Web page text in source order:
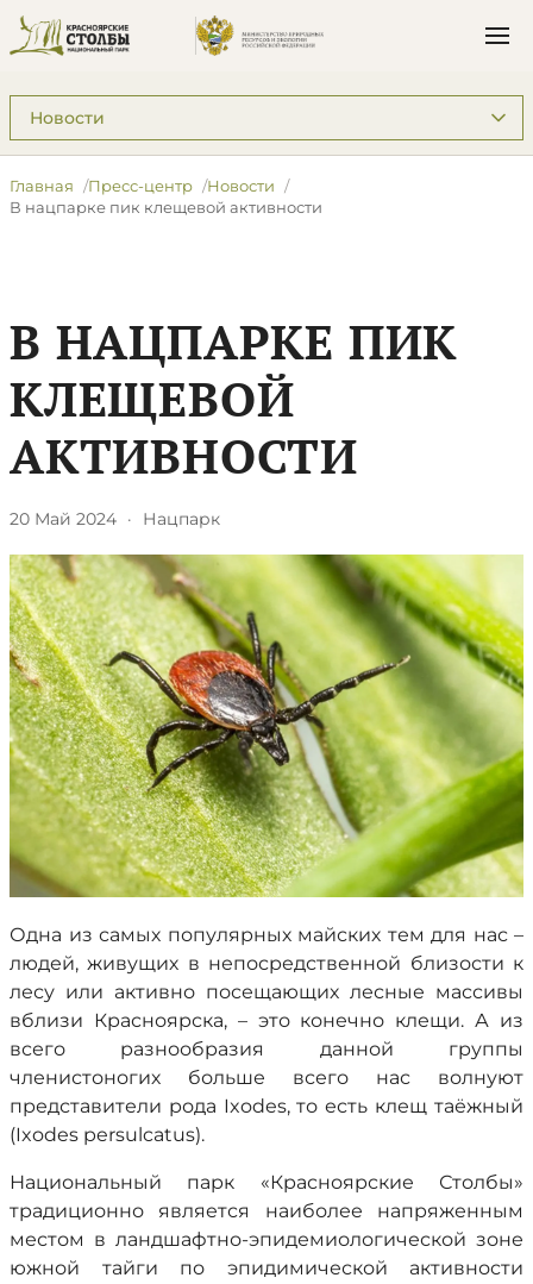
Подразделы: Пресс-центр
Главная Пресс-центр
Новости
В нацпарке пик клещевой активности
В НАЦПАРКЕ ПИК
КЛЕЩЕВОЙ
АКТИВНОСТИ
20 Май 2024 · Нацпарк
Одна из самых популярных майских тем для нас –
людей, живущих в непосредственной близости к
лесу или активно посещающих лесные массивы
вблизи Красноярска, – это конечно клещи. А из
всего разнообразия данной группы
членистоногих больше всего нас волнуют
представители рода Ixodes, то есть клещ таёжный
(Ixodes persulcatus).
Национальный парк «Красноярские Столбы»
традиционно является наиболее напряженным
местом в ландшафтно-эпидемиологической зоне
южной тайги по эпидимической активности